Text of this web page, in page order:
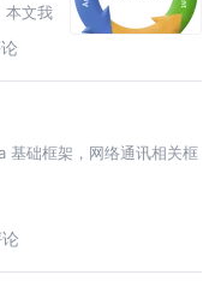
本文我
基础框架，网络通讯相关框